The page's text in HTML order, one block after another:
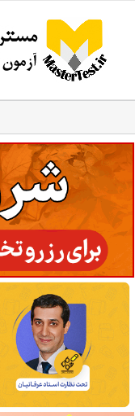
content